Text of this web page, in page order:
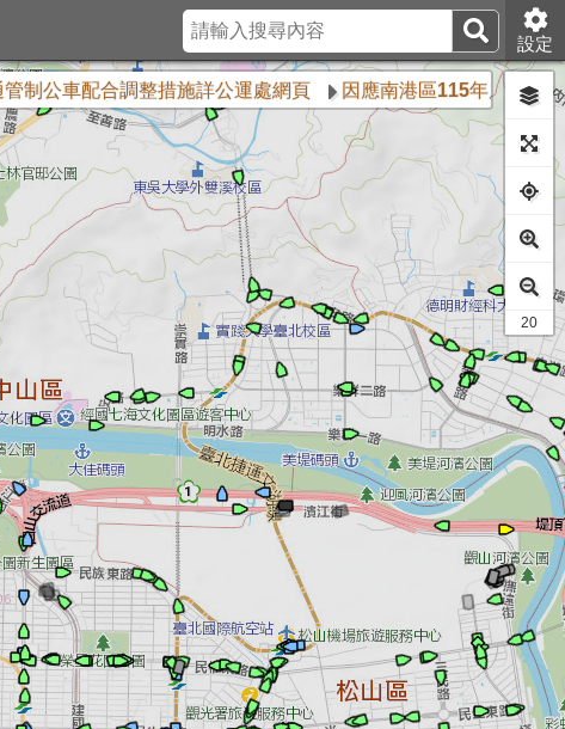
設定
合調整措施詳公運處網頁 因應南港區115年度國防部專案演
9